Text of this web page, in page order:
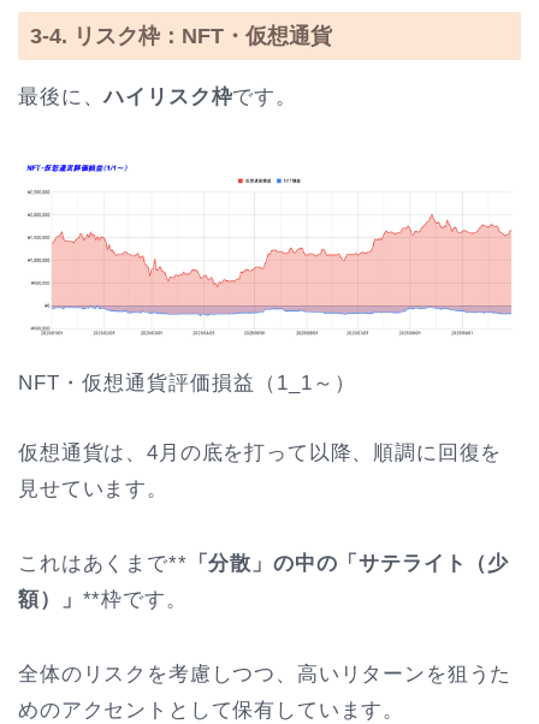
3-4. リスク枠：NFT・仮想通貨
最後に、ハイリスク枠です。
NFT・仮想通貨評価損益（1_1～）
仮想通貨は、4月の底を打って以降、順調に回復を
見せています。
これはあくまで** 「分散」の中の「サテライト（少
額）」 **枠です。
全体のリスクを考慮しつつ、高いリターンを狙うた
めのアクセントとして保有しています。